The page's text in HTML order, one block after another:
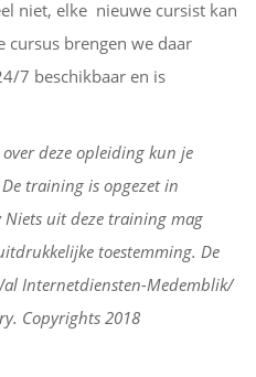
niet, elke nieuwe cursist kan
cursus brengen we daar
7 beschikbaar en is
deze opleiding kun je
training is opgezet in
Niets uit deze training mag
toestemming. De
Internetdiensten-Medemblik/
Copyrights 2018